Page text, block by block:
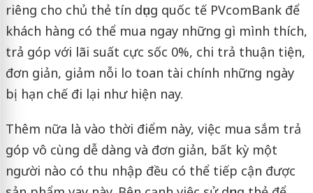
riêng cho chủ thẻ tín dụng quốc tế PVcomBank để
khách hàng có thể mua ngay những gì mình thích,
trả góp với lãi suất cực sốc 0%, chi trả thuận tiện,
đơn giản, giảm nỗi lo toan tài chính những ngày
bị hạn chế đi lại như hiện nay.
Thêm nữa là vào thời điểm này, việc mua sắm trả
góp vô cùng dễ dàng và đơn giản, bất kỳ một
người nào có thu nhập đều có thể tiếp cận được